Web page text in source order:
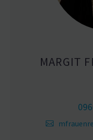
MARGIT